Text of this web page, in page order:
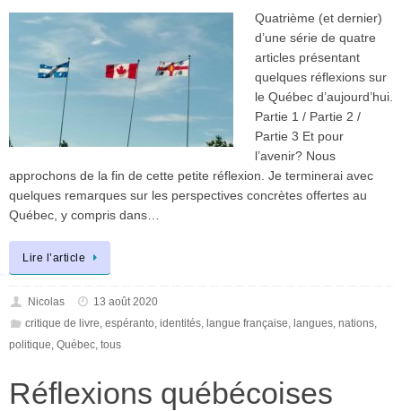
Quatrième (et dernier)
d’une série de quatre
articles présentant
quelques réflexions sur
le Québec d’aujourd’hui.
Partie 1 / Partie 2 /
Partie 3 Et pour
l’avenir? Nous
approchons de la fin de cette petite réflexion. Je terminerai avec
quelques remarques sur les perspectives concrètes offertes au
Québec, y compris dans…
Lire l’article
Nicolas
13 août 2020
critique de livre espéranto identités, langue française langues, nations,
politique Québec tous
Réflexions québécoises